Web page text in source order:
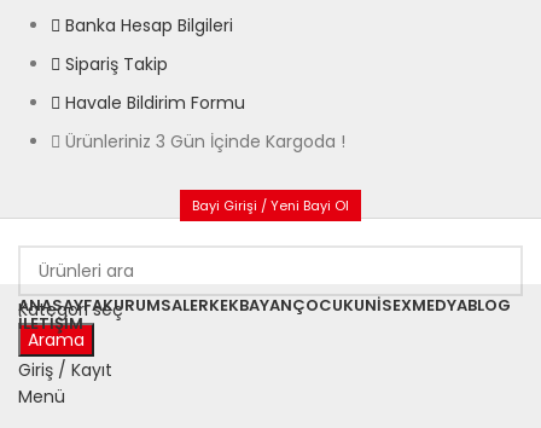
Banka Hesap Bilgileri
Sipariş Takip
Havale Bildirim Formu
Ürünleriniz 3 Gün İçinde Kargoda !
Bayi Girişi / Yeni Bayi Ol
Kategori seç
Arama
Giriş / Kayıt
Menü
ANASAYFAKURUMSALERKEKBAYANÇOCUKUNISEXMEDYABLOG
İLETIŞIM
Satıldı